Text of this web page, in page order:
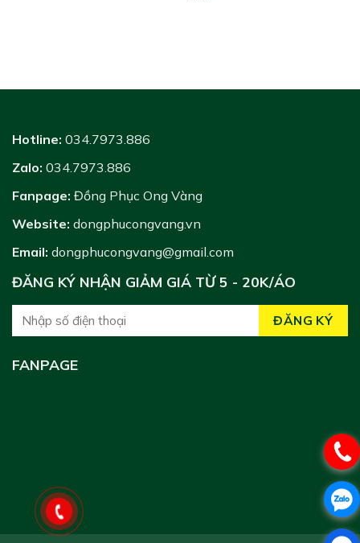
Hotline: 034.7973.886
Zalo: 034.7973.886
Fanpage: Đồng Phục Ong Vàng
Website: dongphucongvang.vn
Email: dongphucongvang@gmail.com
ĐĂNG KÝ NHẬN GIẢM GIÁ TỪ 5 - 20K/ÁO
FANPAGE